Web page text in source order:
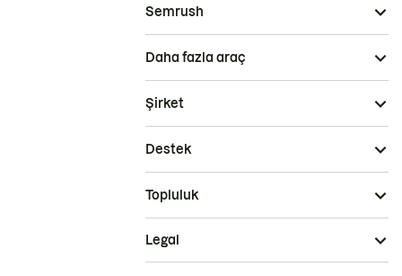
Semrush
Daha fazla araç
Şirket
Destek
Topluluk
Legal